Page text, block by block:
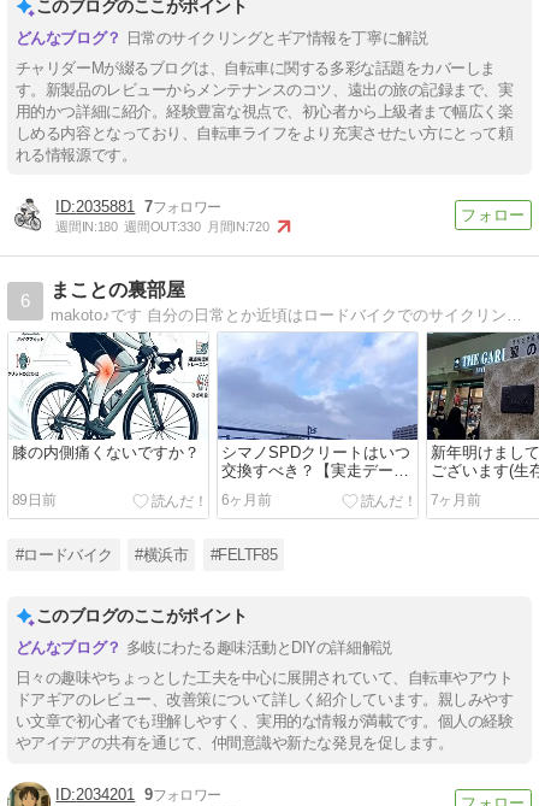
このブログのここがポイント
日常のサイクリングとギア情報を丁寧に解説
チャリダーMが綴るブログは、自転車に関する多彩な話題をカバーしま
す。新製品のレビューからメンテナンスのコツ、遠出の旅の記録まで、実
用的かつ詳細に紹介。経験豊富な視点で、初心者から上級者まで幅広く楽
しめる内容となっており、自転車ライフをより充実させたい方にとって頼
れる情報源です。
2035881 7
週間IN:180 週間OUT:330 月間IN:720
6
まことの裏部屋
makoto♪です 自分の日常とか近頃はロードバイクでのサイクリングが主体です。
膝の内側痛くないですか？
89日前
シマノSPDクリートはいつ
交換すべき？【実走データ
で見る交換時期の目安】
6ヶ月前
新年明けまし
ございます(生
7ヶ月前
#ロードバイク #横浜市 #FELTF85
このブログのここがポイント
多岐にわたる趣味活動とDIYの詳細解説
日々の趣味やちょっとした工夫を中心に展開されていて、自転車やアウト
ドアギアのレビュー、改善策について詳しく紹介しています。親しみやす
い文章で初心者でも理解しやすく、実用的な情報が満載です。個人の経験
やアイデアの共有を通じて、仲間意識や新たな発見を促します。
2034201 9